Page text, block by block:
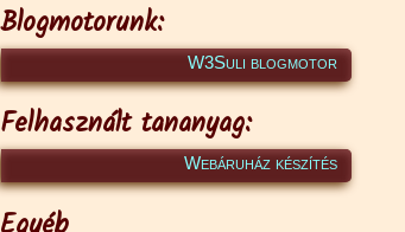
Blogmotorunk:
W3Suli blogmotor
Felhasznált tananyag:
Webáruház készítés